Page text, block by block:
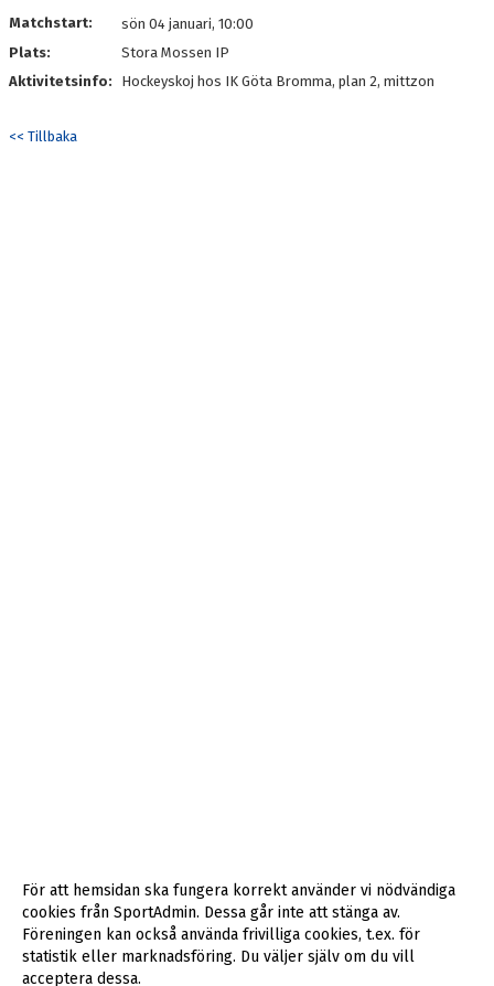
KONTAKT
Matchstart:
sön 04 januari, 10:00
Plats:
Stora Mossen IP
Aktivitetsinfo:
Hockeyskoj hos IK Göta Bromma, plan 2, mittzon
<< Tillbaka
För att hemsidan ska fungera korrekt använder vi nödvändiga
cookies från SportAdmin. Dessa går inte att stänga av.
Föreningen kan också använda frivilliga cookies, t.ex. för
statistik eller marknadsföring. Du väljer själv om du vill
acceptera dessa.